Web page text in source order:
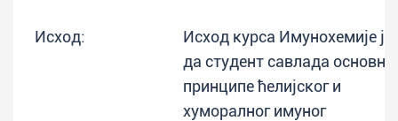
Исход:
Исход курса Имунохемије је
да студент савлада основне
принципе ћелијског и
хуморалног имуног